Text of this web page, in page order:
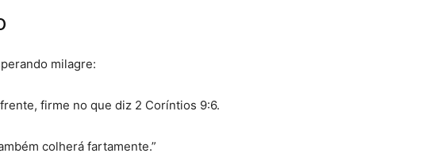
milagre:
firme no que diz 2 Coríntios 9:6.
colherá fartamente.”